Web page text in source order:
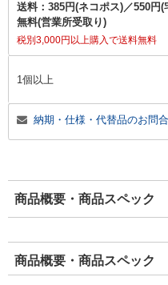
送料： 385円(ネコポス)／550円(
無料(営業所受取り)
税別3,000円以上購入で送料無料
1個以上
納期・仕様・代替品のお問
商品概要・商品スペック
商品概要・商品スペック